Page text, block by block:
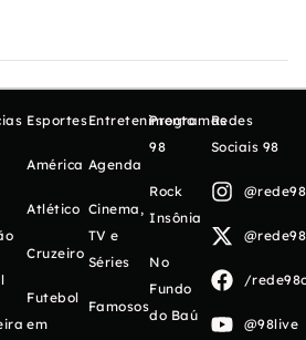
Esportes
América
Atlético
Cruzeiro
Futebol
em
Entretenimento
Agenda
Cinema,
TV e
Séries
Famosos
Programas
98
Rock
Insônia
No
Fundo
do Baú
Redes
Sociais 98
/
@98live